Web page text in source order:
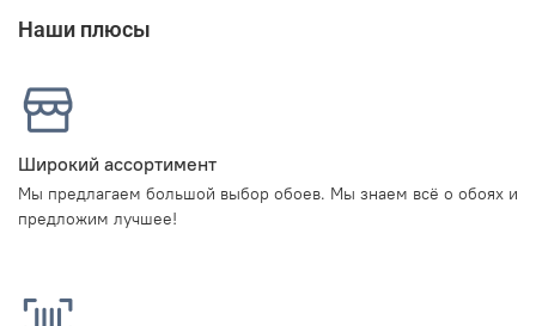
Наши плюсы
Широкий ассортимент
Мы предлагаем большой выбор обоев. Мы знаем всё о обоях и
предложим лучшее!